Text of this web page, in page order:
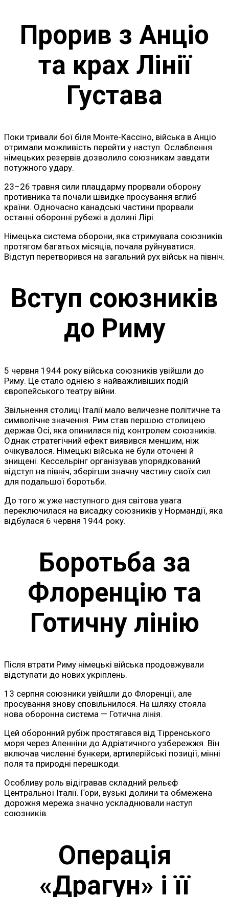
Прорив з Анціо
та крах Лінії
Густава
Поки тривали бої біля Монте-Кассіно, війська в Анціо
отримали можливість перейти у наступ. Ослаблення
німецьких резервів дозволило союзникам завдати
потужного удару.
23–26 травня сили плацдарму прорвали оборону
противника та почали швидке просування вглиб
країни. Одночасно канадські частини прорвали
останні оборонні рубежі в долині Лірі.
Німецька система оборони, яка стримувала союзників
протягом багатьох місяців, почала руйнуватися.
Відступ перетворився на загальний рух військ на північ.
Вступ союзників
до Риму
5 червня 1944 року війська союзників увійшли до
Риму. Це стало однією з найважливіших подій
європейського театру війни.
Звільнення столиці Італії мало величезне політичне та
символічне значення. Рим став першою столицею
держав Осі, яка опинилася під контролем союзників.
Однак стратегічний ефект виявився меншим, ніж
очікувалося. Німецькі війська не були оточені й
знищені. Кессельрінг організував упорядкований
відступ на північ, зберігши значну частину своїх сил
для подальшої боротьби.
До того ж уже наступного дня світова увага
переключилася на висадку союзників у Нормандії, яка
відбулася 6 червня 1944 року.
Боротьба за
Флоренцію та
Готичну лінію
Після втрати Риму німецькі війська продовжували
відступати до нових укріплень.
13 серпня союзники увійшли до Флоренції, але
просування знову сповільнилося. На шляху стояла
нова оборонна система — Готична лінія.
Цей оборонний рубіж простягався від Тірренського
моря через Апенніни до Адріатичного узбережжя. Він
включав численні бункери, артилерійські позиції, мінні
поля та природні перешкоди.
Особливу роль відігравав складний рельєф
Центральної Італії. Гори, вузькі долини та обмежена
дорожня мережа значно ускладнювали наступ
союзників.
Операція
«Драгун» і її